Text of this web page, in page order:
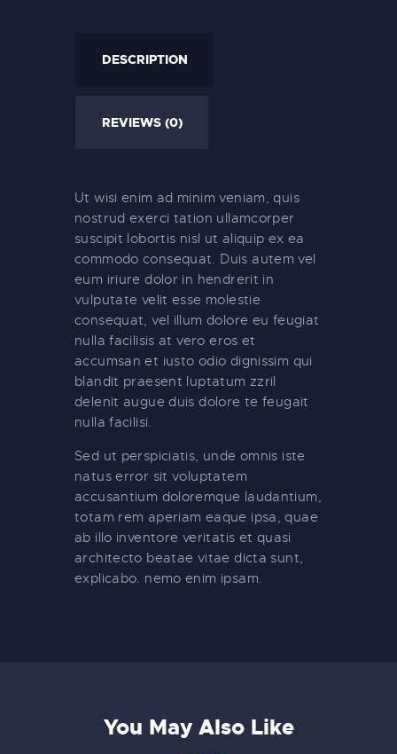
DESCRIPTION
REVIEWS (0)
Ut wisi enim ad minim veniam, quis
nostrud exerci tation ullamcorper
suscipit lobortis nisl ut aliquip ex ea
commodo consequat. Duis autem vel
eum iriure dolor in hendrerit in
vulputate velit esse molestie
consequat, vel illum dolore eu feugiat
nulla facilisis at vero eros et
accumsan et iusto odio dignissim qui
blandit praesent luptatum zzril
delenit augue duis dolore te feugait
nulla facilisi.
Sed ut perspiciatis, unde omnis iste
natus error sit voluptatem
accusantium doloremque laudantium,
totam rem aperiam eaque ipsa, quae
ab illo inventore veritatis et quasi
architecto beatae vitae dicta sunt,
explicabo. nemo enim ipsam.
You May Also Like